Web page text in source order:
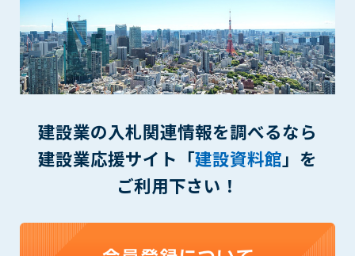
建設業の入札関連情報を調べるなら
建設業応援サイト「建設資料館」を
ご利用下さい！
す。
(1) 第三者または管理者の著作権、その他知的所有権を侵害す
る行為
(2) 第三者または管理者の財産、プライバシー等を侵害する行
為
(5) 第三者に不利益を与える行為
(6) 管理者が承認していない営利を目的とした行為
(7) 公序良俗に反する行為
(8) 犯罪的行為に結びつく行為
(10) 建設資料館から知り得た情報及びダウンロードした情報
を、営利を目的として第三者に転売し、または転売のため